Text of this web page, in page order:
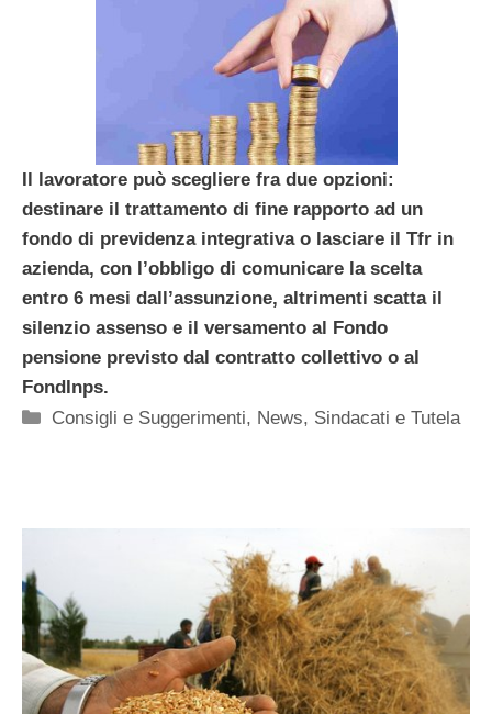
Il lavoratore può scegliere fra due opzioni:
destinare il trattamento di fine rapporto ad un
fondo di previdenza integrativa o lasciare il Tfr in
azienda, con l’obbligo di comunicare la scelta
entro 6 mesi dall’assunzione, altrimenti scatta il
silenzio assenso e il versamento al Fondo
pensione previsto dal contratto collettivo o al
FondInps.
Categorie
Consigli e Suggerimenti, News, Sindacati e Tutela